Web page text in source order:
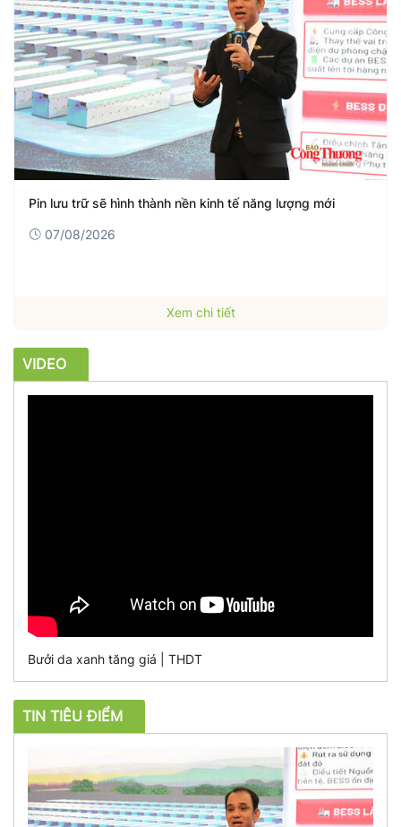
Ngành Ngoại giao: Phát huy vai trò lãnh đạo của tổ chức
Xem chi tiết
VIDEO
Bưởi da xanh tăng giá | THDT
TIN TIÊU ĐIỂM